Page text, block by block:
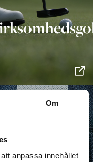
Om
anpassa innehållet
golf